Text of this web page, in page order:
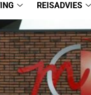
submenu
REISADVIES